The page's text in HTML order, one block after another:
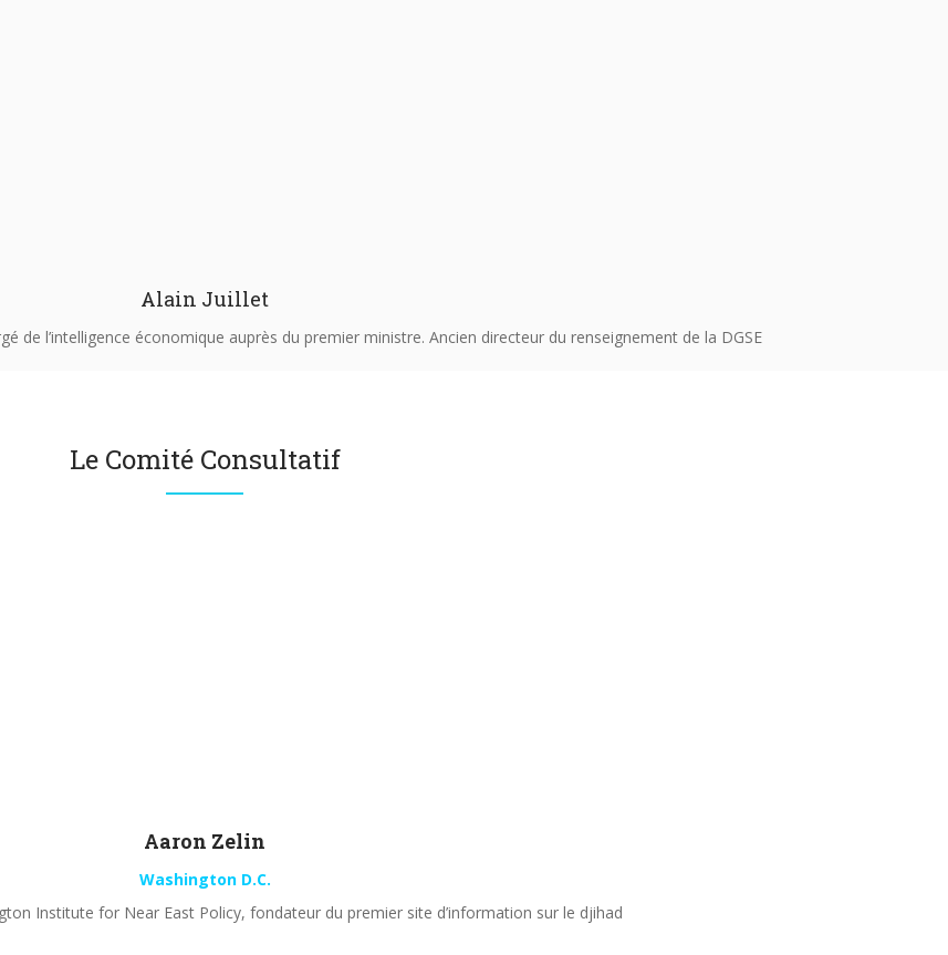
Alain Juillet
de l’intelligence économique auprès du premier ministre. Ancien directeur du renseignement de la DGSE
Le Comité Consultatif
Aaron Zelin
Washington D.C.
Institute for Near East Policy, fondateur du premier site d’information sur le djihad